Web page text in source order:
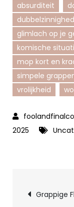
absurditeit
glimlach op je
komische
mop kort en
simpele
vrolijkheid
2025
moppen
Grappige